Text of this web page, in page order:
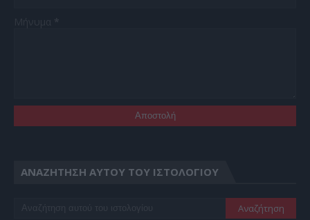
ΑΝΑΖΉΤΗΣΗ ΑΥΤΟΎ ΤΟΥ ΙΣΤΟΛΟΓΊΟΥ